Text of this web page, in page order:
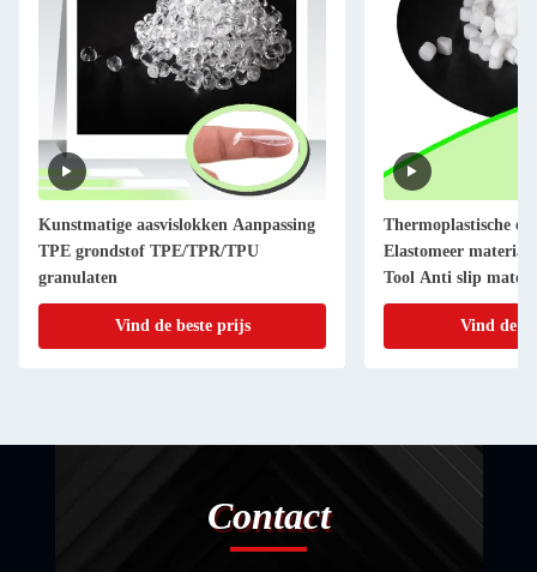
Thermoplastische elastomeer TPE
Elastomeer materiaal Deeltjes Power
Tool Anti slip materiaal
Vind de beste prijs
Verscheidene
Duidelijke
inlegzool
Vind
Contact